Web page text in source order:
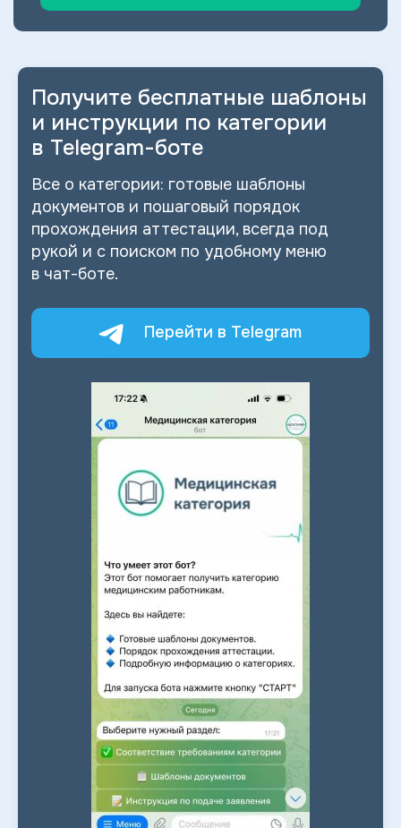
Получите бесплатные шаблоны
и инструкции по категории
в Telegram-боте
Все о категории: готовые шаблоны
документов и пошаговый порядок
прохождения аттестации, всегда под
рукой и с поиском по удобному меню
в чат-боте.
Перейти в Telegram